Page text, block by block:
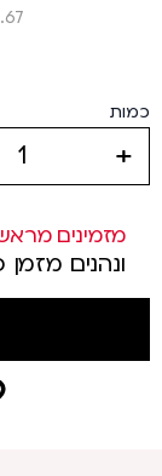
כמות
מזמינים
ונהנים מזמן